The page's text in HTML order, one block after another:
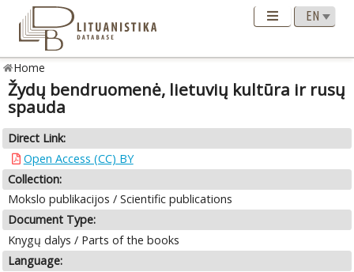
Home
Žydų bendruomenė, lietuvių kultūra ir rusų
spauda
Direct Link:
Open Access (CC) BY
Collection:
Mokslo publikacijos / Scientific publications
Document Type:
Knygų dalys / Parts of the books
Language: